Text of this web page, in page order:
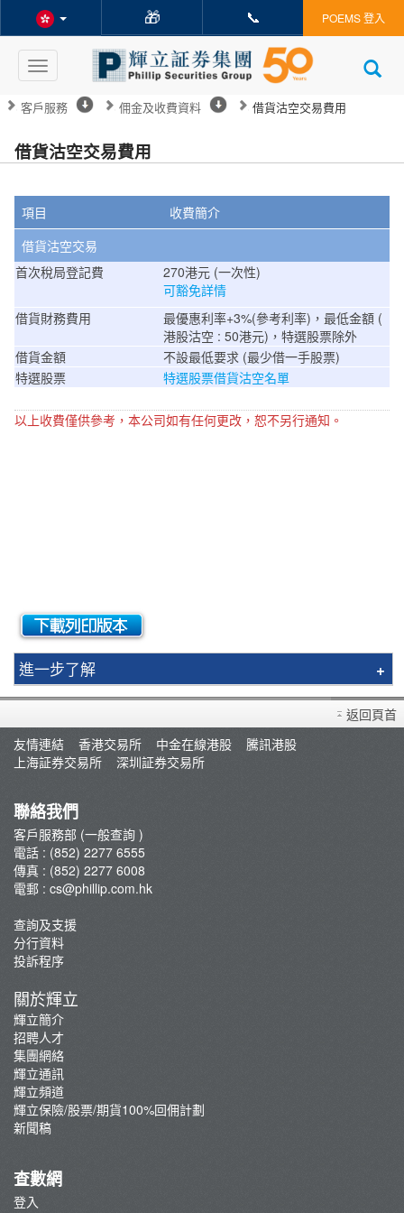
🎁 📞 POEMS 登入
Toggle
navigation
客戶服務 佣金及收費資料 借貨沽空交易費用
借貨沽空交易費用
項目
收費簡介
借貨沽空交易
首次稅局登記費
270港元 (一次性)
可豁免詳情
借貨財務費用
最優惠利率+3%(參考利率)，最低金額 (
港股沽空 : 50港元)，特選股票除外
借貨金額
不設最低要求 (最少借一手股票)
特選股票
特選股票借貨沽空名單
以上收費僅供參考，本公司如有任何更改，恕不另行通知。
進一步了解
基本交易費用
股票期權交易費用
期貨交易費用
投資移民費用
Phillip Apps 費用
月供投資計劃費用
外國股票現金股息/交收指示及公司行動費用
恒生指數期貨(大期)及期權交易費用
外匯交易費用
返回頁首
友情連結
香港交易所 中金在線港股
騰訊港股
上海証券交易所
深圳証券交易所
聯絡我們
客戶服務部 (一般查詢 )
電話 : (852) 2277 6555
傳真 : (852) 2277 6008
電郵 : cs@phillip.com.hk
查詢及支援
分行資料
投訴程序
關於輝立
輝立簡介
招聘人才
集團網絡
輝立通訊
輝立頻道
輝立保險/股票/期貨100%回佣計劃
新聞稿
查數網
登入